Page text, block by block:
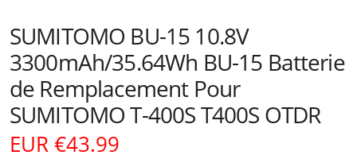
SUMITOMO BU-15 10.8V
3300mAh/35.64Wh BU-15 Batterie
de Remplacement Pour
SUMITOMO T-400S T400S OTDR
EUR €43.99